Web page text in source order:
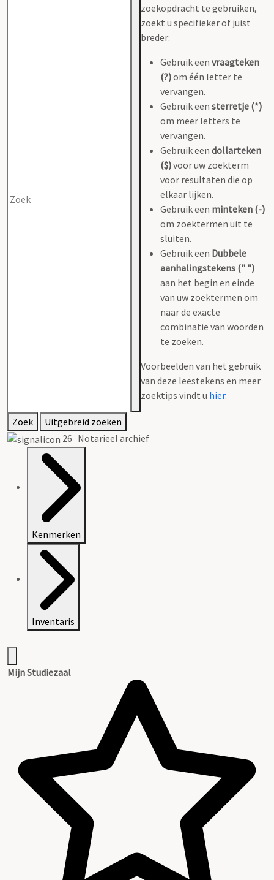
zoekopdracht te gebruiken,
zoekt u specifieker of juist
breder:
Gebruik een vraagteken
(?)om één letter te
vervangen.
Gebruik een sterretje (*)
om meer letters te
vervangen.
Gebruik een dollarteken
($)voor uw zoekterm
voor resultaten die op
elkaar lijken.
Gebruik een minteken (-)
om zoektermen uit te
sluiten.
Gebruik een Dubbele
aanhalingstekens (" ")
aan het begin en einde
van uw zoektermen om
naar de exacte
combinatie van woorden
te zoeken.
Voorbeelden van het gebruik
van deze leestekens en meer
zoektips vindt u hier.
Zoek
Uitgebreid zoeken
26 Notarieel archief
Kenmerken
Inventaris
Mijn Studiezaal